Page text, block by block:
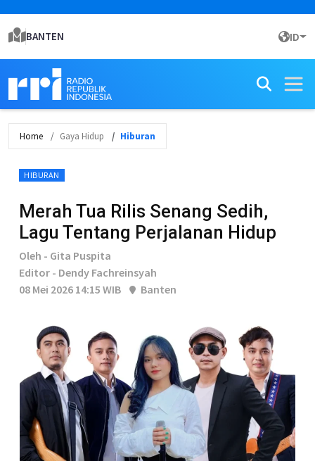
BANTEN ID
Home Gaya Hidup Hiburan
HIBURAN
Merah Tua Rilis Senang Sedih,
Lagu Tentang Perjalanan Hidup
Oleh - Gita Puspita
Editor - Dendy Fachreinsyah
08 Mei 2026 14:15 WIB
Banten